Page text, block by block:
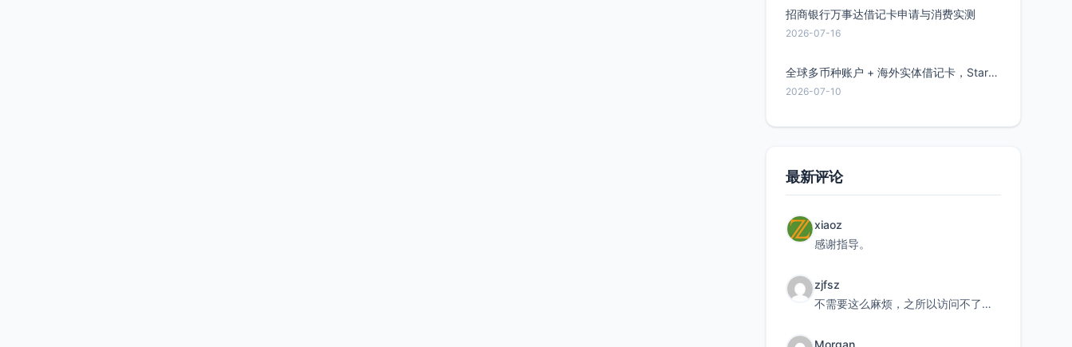
招商银行万事达借记卡申请与消费实测
2026-07-16
全球多币种账户 + 海外实体借记卡，Starryblu开户教程与注意事项
2026-07-10
最新评论
xiaoz
感谢指导。
zjfsz
不需要这么麻烦，之所以访问不了，是由于非对称路由的问题，在爱快主路由添加一条静态路由192.168.
Morgan